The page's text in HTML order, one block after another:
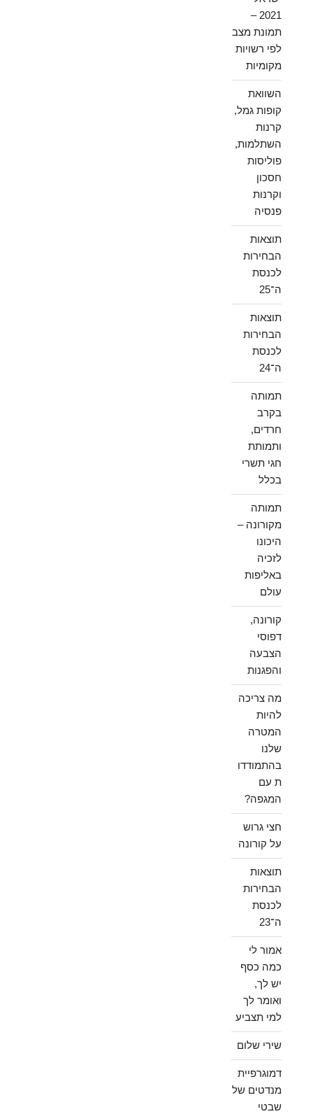
2021 –
תמונת מצב
לפי רשויות
מקומיות
השוואת
קופות גמל,
קרנות
השתלמות,
פוליסות
חסכון
וקרנות
פנסיה
תוצאות
הבחירות
לכנסת
ה־25
תוצאות
הבחירות
לכנסת
ה־24
תמותה
בקרב
חרדים,
ותמותת
חגי תשרי
בכלל
תמותה
מקורונה –
היכונו
לזכיה
באליפות
עולם
קורונה,
דפוסי
הצבעה
והפגנות
מה צריכה
להיות
המטרה
שלנו
בהתמודדו
ת עם
המגפה?
חצי גרוש
על קורונה
תוצאות
הבחירות
לכנסת
ה־23
אמור לי
כמה כסף
יש לך,
ואומר לך
למי תצביע
שירי שלום
דמוגרפיית
מנדטים של
שבטי